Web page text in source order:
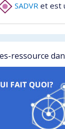
SADVR et est
ressource